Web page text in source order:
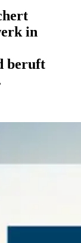
in
beruft